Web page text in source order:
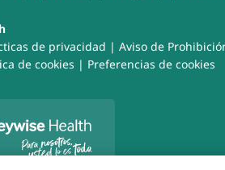
de privacidad | Aviso de
de cookies | Preferencias de cookies